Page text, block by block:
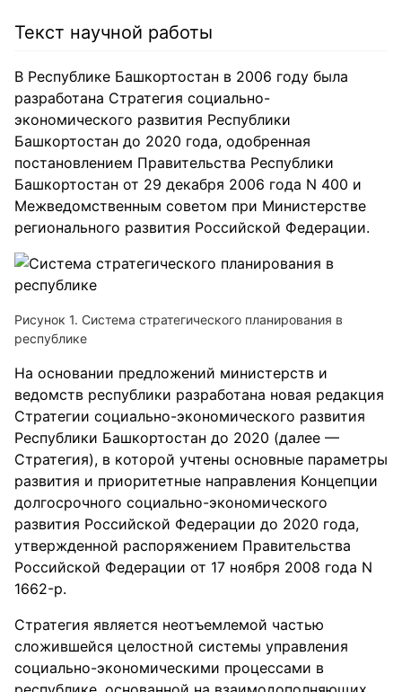
Текст научной работы
В Республике Башкортостан в 2006 году была
разработана Стратегия социально-
экономического развития Республики
Башкортостан до 2020 года, одобренная
постановлением Правительства Республики
Башкортостан от 29 декабря 2006 года N 400 и
Межведомственным советом при Министерстве
регионального развития Российской Федерации.
Рисунок 1. Система стратегического планирования в
республике
На основании предложений министерств и
ведомств республики разработана новая редакция
Стратегии социально-экономического развития
Республики Башкортостан до 2020 (далее —
Стратегия), в которой учтены основные параметры
развития и приоритетные направления Концепции
долгосрочного социально-экономического
развития Российской Федерации до 2020 года,
утвержденной распоряжением Правительства
Российской Федерации от 17 ноября 2008 года N
1662-р.
Стратегия является неотъемлемой частью
сложившейся целостной системы управления
социально-экономическими процессами в